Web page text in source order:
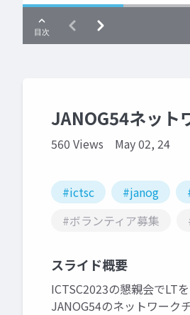
JANOG54ネット
560 Views May 02, 24
#ictsc #janog
#ボランティア募集
スライド概要
ICTSC2023の懇親会でLT
JANOG54のネットワーク